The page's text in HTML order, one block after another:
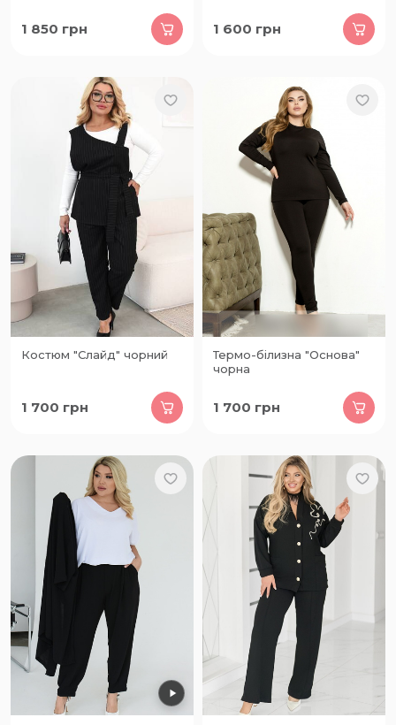
1 850 грн 1 600 грн
Костюм "Слайд" чорний
1 700 грн
Термо-білизна "Основа"
чорна
1 700 грн